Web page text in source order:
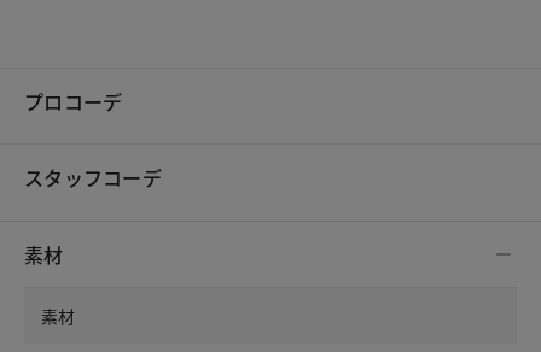
プロコーデ
スタッフコーデ
素材
素材